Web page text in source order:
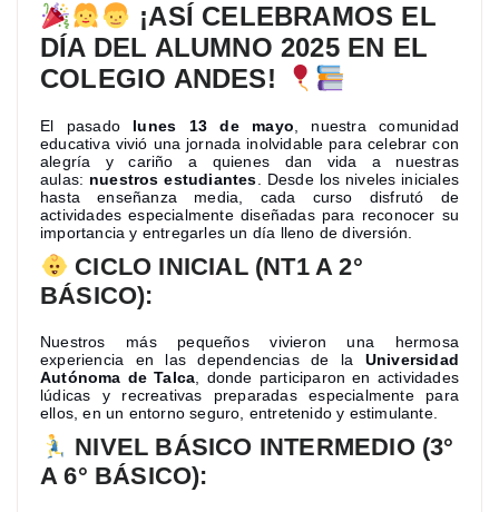
¡ASÍ CELEBRAMOS EL
DÍA DEL ALUMNO 2025 EN EL
COLEGIO ANDES!
El pasado lunes 13 de mayo, nuestra comunidad
educativa vivió una jornada inolvidable para celebrar con
alegría y cariño a quienes dan vida a nuestras
aulas: nuestros estudiantes. Desde los niveles iniciales
hasta enseñanza media, cada curso disfrutó de
actividades especialmente diseñadas para reconocer su
importancia y entregarles un día lleno de diversión.
CICLO INICIAL (NT1 A 2°
BÁSICO):
Nuestros más pequeños vivieron una hermosa
experiencia en las dependencias de la Universidad
Autónoma de Talca, donde participaron en actividades
lúdicas y recreativas preparadas especialmente para
ellos, en un entorno seguro, entretenido y estimulante.
NIVEL BÁSICO INTERMEDIO (3°
A 6° BÁSICO):